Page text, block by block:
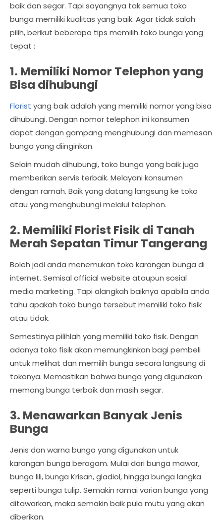
baik dan segar. Tapi sayangnya tak semua toko
bunga memiliki kualitas yang baik. Agar tidak salah
pilih, berikut beberapa tips memilih toko bunga yang
tepat :
1. Memiliki Nomor Telephon yang
Bisa dihubungi
Florist yang baik adalah yang memiliki nomor yang bisa
dihubungi. Dengan nomor telephon ini konsumen
dapat dengan gampang menghubungi dan memesan
bunga yang diinginkan.
Selain mudah dihubungi, toko bunga yang baik juga
memberikan servis terbaik. Melayani konsumen
dengan ramah. Baik yang datang langsung ke toko
atau yang menghubungi melalui telephon.
2. Memiliki Florist Fisik di Tanah
Merah Sepatan Timur Tangerang
Boleh jadi anda menemukan toko karangan bunga di
internet. Semisal official website ataupun sosial
media marketing. Tapi alangkah baiknya apabila anda
tahu apakah toko bunga tersebut memiliki toko fisik
atau tidak.
Semestinya pilihlah yang memiliki toko fisik. Dengan
adanya toko fisik akan memungkinkan bagi pembeli
untuk melihat dan memilih bunga secara langsung di
tokonya. Memastikan bahwa bunga yang digunakan
memang bunga terbaik dan masih segar.
3. Menawarkan Banyak Jenis
Bunga
Jenis dan warna bunga yang digunakan untuk
karangan bunga beragam. Mulai dari bunga mawar,
bunga lili, bunga Krisan, gladiol, hingga bunga langka
seperti bunga tulip. Semakin ramai varian bunga yang
ditawarkan, maka semakin baik pula mutu yang akan
diberikan.